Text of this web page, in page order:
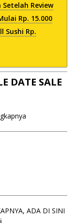
Setelah Review
Rp. 15.000
Sushi Rp.
DATE SALE
ADA DI SINI